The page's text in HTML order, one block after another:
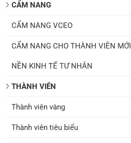
CẨM NANG
CẨM NANG VCEO
CẨM NANG CHO THÀNH VIÊN MỚI
NỀN KINH TẾ TƯ NHÂN
THÀNH VIÊN
Thành viên vàng
Thành viên tiêu biểu